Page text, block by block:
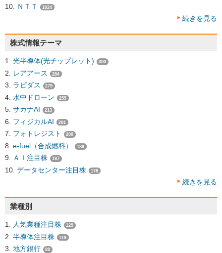
ＮＴＴ 1024
続きを見る
株式情報テーマ
光半導体(光チップレット) 300
レアアース 284
ラピダス 279
水中ドローン 255
サカナAI 213
フィジカルAI 201
フォトレジスト 200
e-fuel（合成燃料） 188
ＡＩ注目株 187
データセンター注目株 178
続きを見る
業種別
人気業種注目株 129
半導体注目株 119
地方銀行 89